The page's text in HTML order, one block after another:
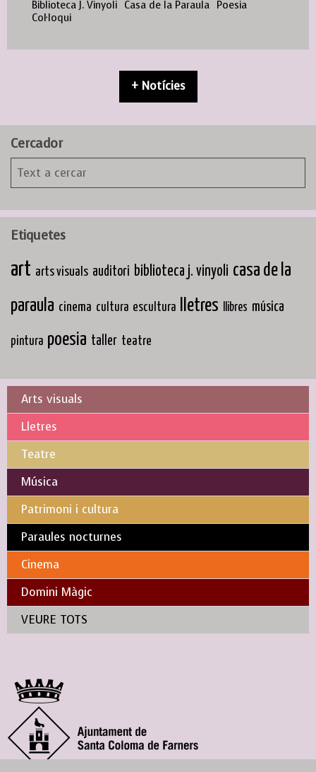
Biblioteca J. Vinyoli Casa de la Paraula Poesia
Col·loqui
+ Notícies
Cercador
Etiquetes
art arts visuals auditori biblioteca j. vinyoli casa de la
paraula cinema cultura escultura lletres llibres música
pintura poesia taller teatre
Arts visuals
Lletres
Teatre
Música
Patrimoni i cultura
Paraules nocturnes
Cinema
Domini Màgic
VEURE TOTS